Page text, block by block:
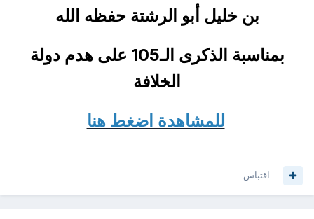
بن خليل أبو الرشتة حفظه الله
بمناسبة الذكرى الـ105 على هدم دولة
الخلافة
للمشاهدة اضغط هنا
اقتباس